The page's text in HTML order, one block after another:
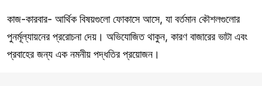
কাজ-কারবার- আর্থিক বিষয়গুলো ফোকাসে আসে, যা বর্তমান কৌশলগুলোর
পুনর্মূল্যায়নের প্ররোচনা দেয়। অভিযোজিত থাকুন, কারণ বাজারের ভাটা এবং
প্রবাহের জন্য এক নমনীয় পদ্ধতির প্রয়োজন।